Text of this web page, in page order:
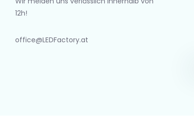
12h!
office@LEDFactory.at